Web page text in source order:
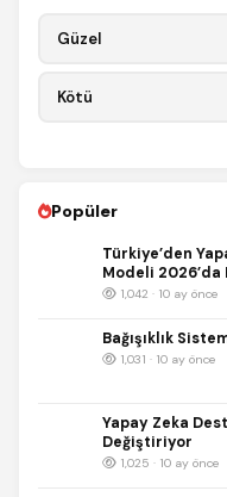
Güzel
Kötü
Popüler
Türkiye’den
Modeli 2026’da
1,042 · 10 ay önce
Bağışıklık
1,031 · 10 ay önce
Yapay Zeka
Değiştiriyor
1,025 · 10 ay önce